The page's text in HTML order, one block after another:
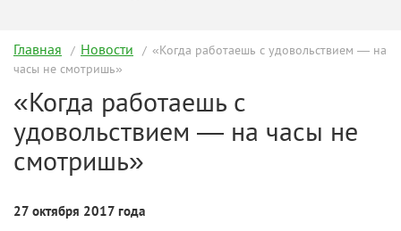
Главная Новости
«Когда работаешь с удовольствием — на
часы не смотришь»
«Когда работаешь с
удовольствием — на часы не
смотришь»
27 октября 2017 года